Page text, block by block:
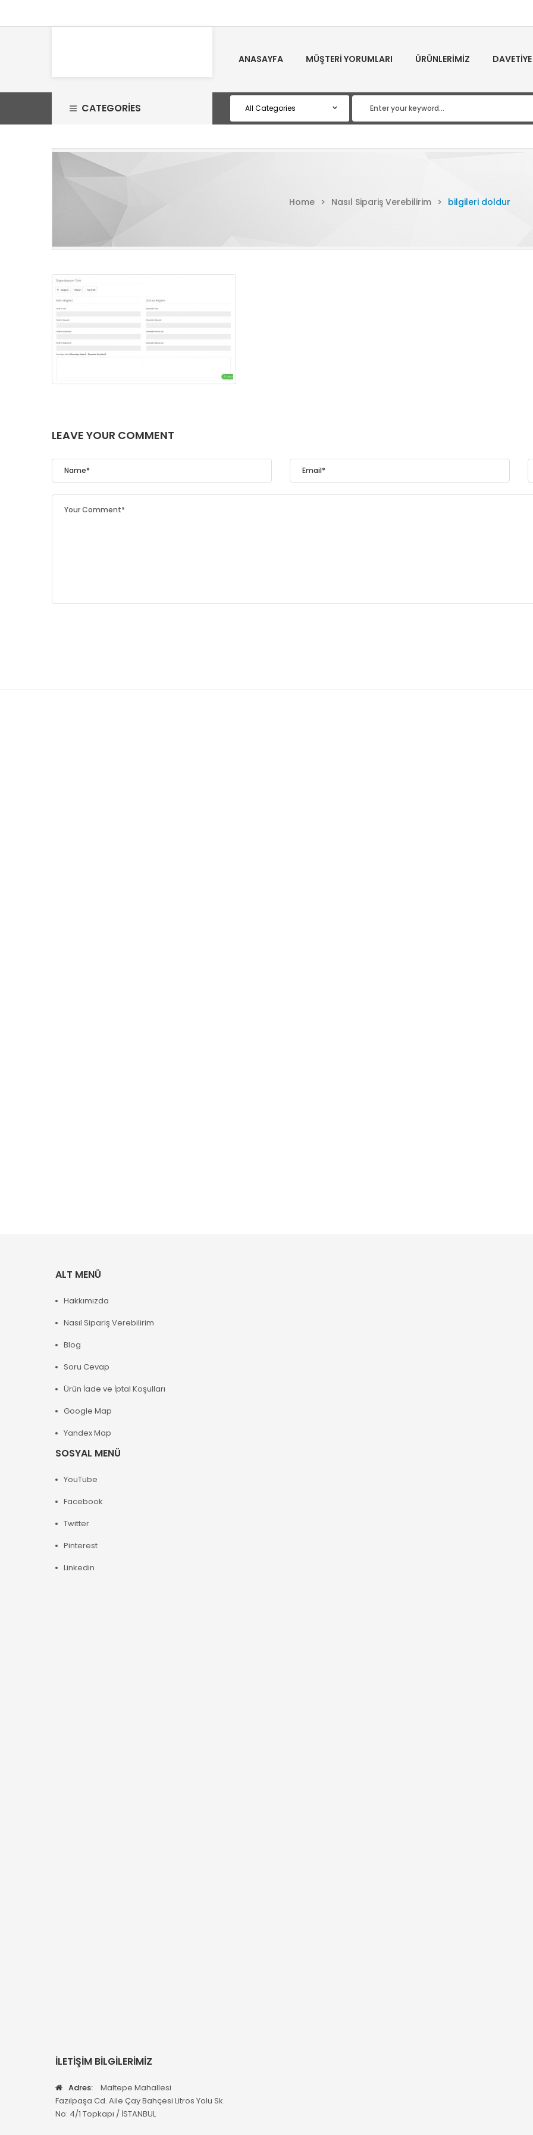
ANASAYFA MÜŞTERI YORUMLARI ÜRÜNLERIMIZ
CATEGORIES
Home > Nasıl Sipariş Verebilirim > bilgileri doldur
LEAVE YOUR COMMENT
ALT MENÜ
Hakkımızda
Nasıl Sipariş Verebilirim
Blog
Soru Cevap
Ürün İade ve İptal Koşulları
Google Map
Yandex Map
SOSYAL MENÜ
YouTube
Facebook
Twitter
Pinterest
Linkedin
İLETİŞİM BİLGİLERİMİZ
Adres:
Maltepe Mahallesi
Fazılpaşa Cd. Aile Çay Bahçesi Litros Yolu Sk.
No: 4/1 Topkapı / İSTANBUL